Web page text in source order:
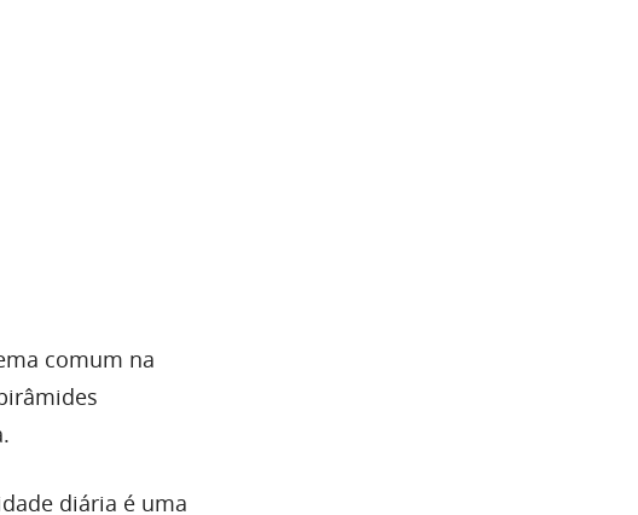
comum na
diária é uma